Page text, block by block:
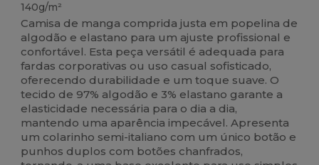
140g/m²
Camisa de manga comprida justa em popelina de
algodão e elastano para um ajuste profissional e
confortável. Esta peça versátil é adequada para
fardas corporativas ou uso casual sofisticado,
oferecendo durabilidade e um toque suave. O
tecido de 97% algodão e 3% elastano garante a
elasticidade necessária para o dia a dia,
mantendo uma aparência impecável. Apresenta
um colarinho semi-italiano com um único botão e
punhos duplos com botões chanfrados,